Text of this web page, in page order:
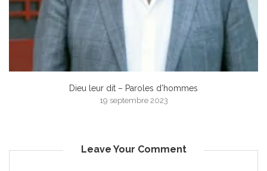
Dieu leur dit – Paroles d’hommes
19 septembre 2023
Leave Your Comment